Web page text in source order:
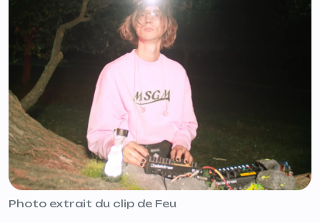
Photo extrait du clip de Feu